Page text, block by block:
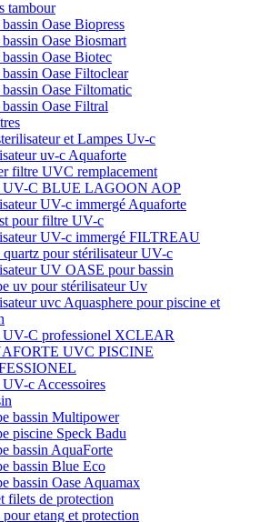
tambour
Oase Biopress
Oase Biosmart
Oase Biotec
Oase Filtoclear
Oase Filtomatic
Oase Filtral
et Lampes Uv-c
uv-c Aquaforte
filtre UVC remplacement
UV-C BLUE LAGOON AOP
UV-c immergé Aquaforte
pour filtre UV-c
UV-c immergé FILTREAU
quartz pour stérilisateur UV-c
UV OASE pour bassin
uv pour stérilisateur Uv
uvc Aquasphere pour piscine et
UV-C professionel XCLEAR
UVC PISCINE
c Accessoires
bassin Multipower
piscine Speck Badu
bassin AquaForte
bassin Blue Eco
bassin Oase Aquamax
filets de protection
pour etang et protection